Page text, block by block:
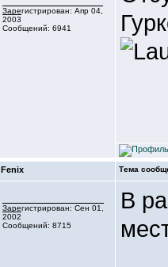
Зарегистрирован: Апр 04,
2003
Сообщений: 6941
Fenix Тема
Зарегистрирован: Сен 01,
2002
Сообщений: 8715
В